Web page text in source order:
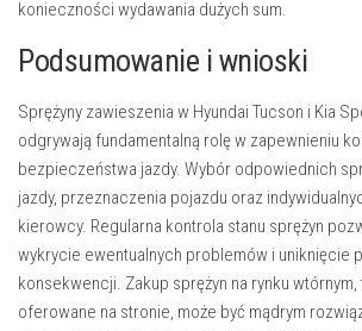
konieczności wydawania dużych sum.
Podsumowanie i wnioski
Sprężyny zawieszenia w Hyundai Tucson i Kia
odgrywają fundamentalną rolę w zapewnieniu
bezpieczeństwa jazdy. Wybór odpowiednich
jazdy, przeznaczenia pojazdu oraz
kierowcy. Regularna kontrola stanu sprężyn
wykrycie ewentualnych problemów i uniknięcie
konsekwencji. Zakup sprężyn na rynku
oferowane na stronie, może być mądrym